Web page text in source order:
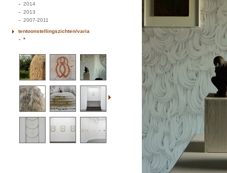
2014
2013
2007-2011
tentoonstellingszichten/varia
*